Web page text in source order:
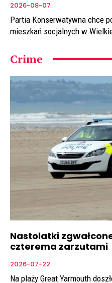
2026-08-07
Partia Konserwatywna chce
mieszkań socjalnych w
Crime
Nastolatki
czterema zarzutami
2026-07-22
Na plaży Great Yarmouth